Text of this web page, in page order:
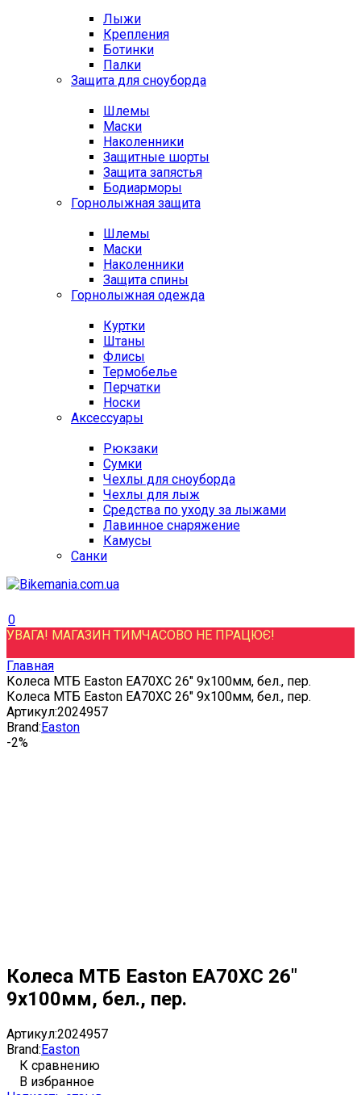
Лыжи
Крепления
Ботинки
Палки
Защита для сноуборда
Шлемы
Маски
Наколенники
Защитные шорты
Защита запястья
Бодиарморы
Горнолыжная защита
Шлемы
Маски
Наколенники
Защита спины
Горнолыжная одежда
Куртки
Штаны
Флисы
Термобелье
Перчатки
Носки
Аксессуары
Рюкзаки
Сумки
Чехлы для сноуборда
Чехлы для лыж
Средства по уходу за лыжами
Лавинное снаряжение
Камусы
Санки
0
УВАГА! МАГАЗИН ТИМЧАСОВО НЕ ПРАЦЮЄ!
Главная
Колеса МТБ Easton EA70XC 26" 9x100мм, бел., пер.
Колеса МТБ Easton EA70XC 26" 9x100мм, бел., пер.
Артикул:2024957
Brand:Easton
-2%
Колеса МТБ Easton EA70XC 26"
9x100мм, бел., пер.
Артикул:2024957
Brand:Easton
К сравнению
В избранное